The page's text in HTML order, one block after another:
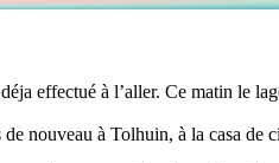
effectué à l’aller. Ce matin le
nouveau à Tolhuin, à la casa de